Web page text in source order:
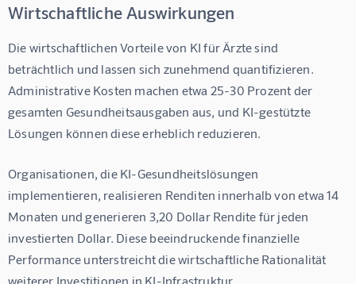
Wirtschaftliche Auswirkungen
Die wirtschaftlichen Vorteile von KI für Ärzte sind
beträchtlich und lassen sich zunehmend quantifizieren.
Administrative Kosten machen etwa 25-30 Prozent der
gesamten Gesundheitsausgaben aus, und KI-gestützte
Lösungen können diese erheblich reduzieren.
Organisationen, die KI-Gesundheitslösungen
implementieren, realisieren Renditen innerhalb von etwa 14
Monaten und generieren 3,20 Dollar Rendite für jeden
investierten Dollar. Diese beeindruckende finanzielle
Performance unterstreicht die wirtschaftliche Rationalität
weiterer Investitionen in KI-Infrastruktur.